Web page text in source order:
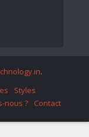
.
Styles
nous ? Contact